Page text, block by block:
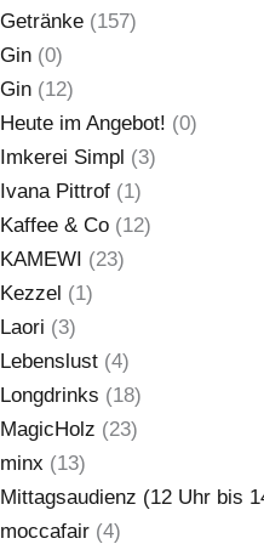
Getränke (157)
Gin (0)
Gin (12)
Heute im Angebot! (0)
Imkerei Simpl (3)
Ivana Pittrof (1)
Kaffee & Co (12)
KAMEWI (23)
Kezzel (1)
Laori (3)
Lebenslust (4)
Longdrinks (18)
MagicHolz (23)
minx (13)
Mittagsaudienz (12 Uhr bis
moccafair (4)